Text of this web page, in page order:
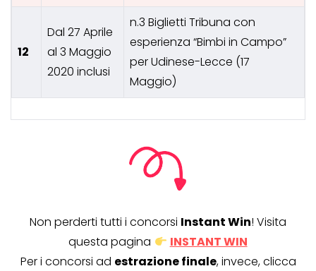
12
Dal 27 Aprile
al 3 Maggio
2020 inclusi
n.3 Biglietti Tribuna con
esperienza “Bimbi in Campo”
per Udinese-Lecce (17
Maggio)
Non perderti tutti i concorsi Instant Win! Visita
questa pagina
INSTANT WIN
Per i concorsi ad estrazione finale, invece, clicca